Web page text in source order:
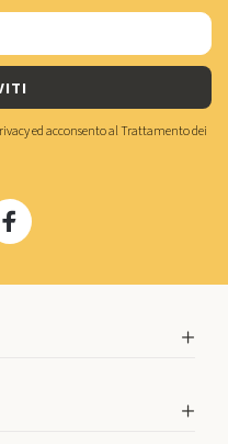
ed acconsento alTrattamento dei